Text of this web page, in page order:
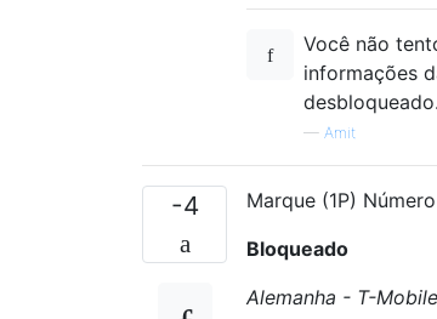
Você não
informações
desbloqueado.
— Amit
-4
Marque (1P)
Bloqueado
Alemanha - T-Mobile